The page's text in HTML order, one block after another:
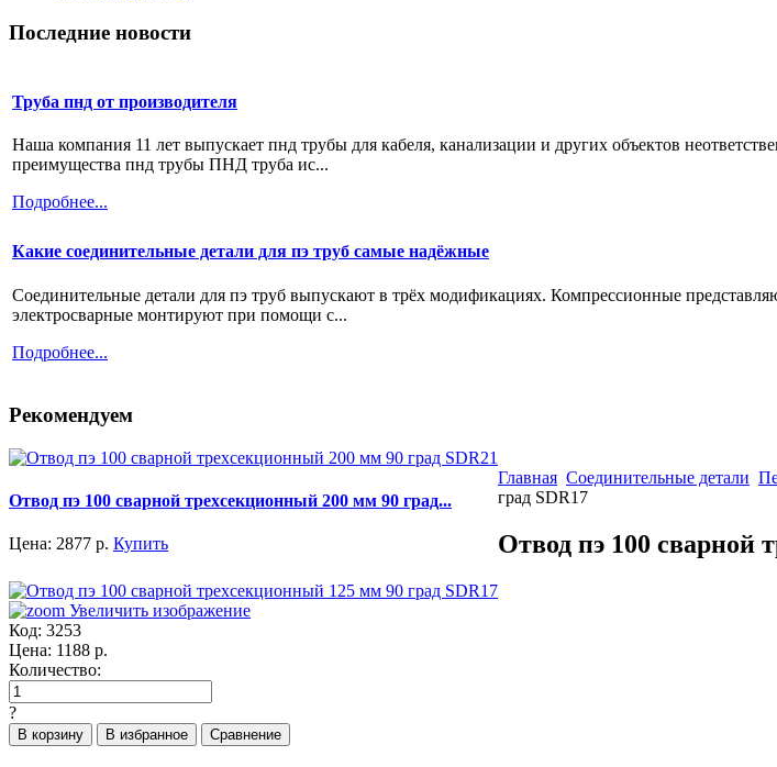
Последние новости
Труба пнд от производителя
Наша компания 11 лет выпускает пнд трубы для кабеля, канализации и других объектов
преимущества пнд трубы ПНД труба ис...
Подробнее...
Какие соединительные детали для пэ труб самые надёжные
Соединительные детали для пэ труб выпускают в трёх модификациях. Компрессионные
электросварные монтируют при помощи с...
Подробнее...
Рекомендуем
Отвод пэ 100 сварной трехсекционный 200 мм 90 град...
Цена: 2877 р. Купить
Главная Соединительные детали
град SDR17
Отвод пэ 100 сварной
Увеличить изображение
Код: 3253
Цена: 1188 р.
Количество:
?